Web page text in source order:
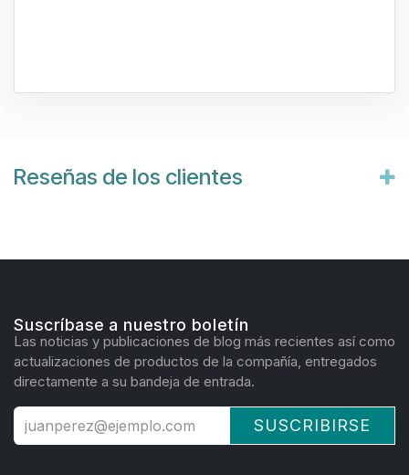
Reseñas de los clientes
Suscríbase a nuestro boletín
Las noticias y publicaciones de blog más recientes así como
actualizaciones de productos de la compañía, entregados
directamente a su bandeja de entrada.
SUSCRIBIRSE